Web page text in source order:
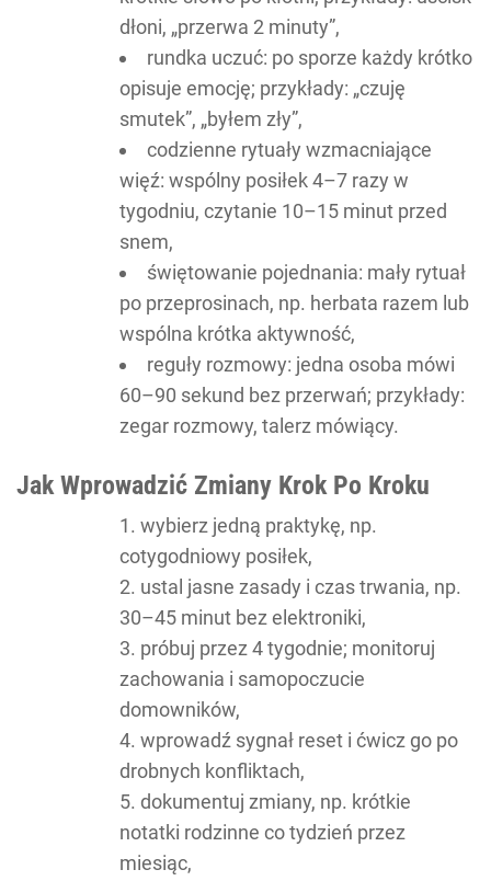
dłoni, „przerwa 2 minuty”,
rundka uczuć: po sporze każdy krótko
opisuje emocję; przykłady: „czuję
smutek”, „byłem zły”,
codzienne rytuały wzmacniające
więź: wspólny posiłek 4–7 razy w
tygodniu, czytanie 10–15 minut przed
snem,
świętowanie pojednania: mały rytuał
po przeprosinach, np. herbata razem lub
wspólna krótka aktywność,
reguły rozmowy: jedna osoba mówi
60–90 sekund bez przerwań; przykłady:
zegar rozmowy, talerz mówiący.
Jak Wprowadzić Zmiany Krok Po Kroku
wybierz jedną praktykę, np.
cotygodniowy posiłek,
ustal jasne zasady i czas trwania, np.
30–45 minut bez elektroniki,
próbuj przez 4 tygodnie; monitoruj
zachowania i samopoczucie
domowników,
wprowadź sygnał reset i ćwicz go po
drobnych konfliktach,
dokumentuj zmiany, np. krótkie
notatki rodzinne co tydzień przez
miesiąc,